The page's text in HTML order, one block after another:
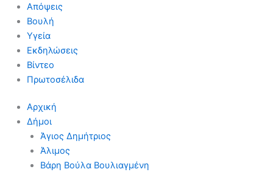
Απόψεις
Βουλή
Υγεία
Εκδηλώσεις
Βίντεο
Πρωτοσέλιδα
Αρχική
Δήμοι
Άγιος Δημήτριος
Άλιμος
Βάρη Βούλα Βουλιαγμένη